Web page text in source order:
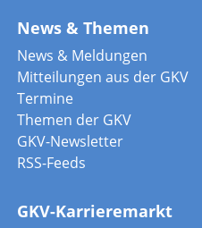
News & Themen
News & Meldungen
Mitteilungen aus der GKV
Termine
Themen der GKV
GKV-Newsletter
RSS-Feeds
GKV-Karrieremarkt